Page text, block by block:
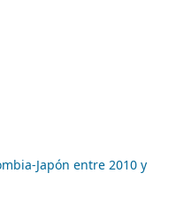
Japón entre 2010 y